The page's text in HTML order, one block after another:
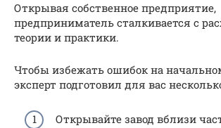
Открывая собственное предприятие,
предприниматель сталкивается с
теории и практики.
Чтобы избежать ошибок на
эксперт подготовил для вас
Открывайте завод вблизи